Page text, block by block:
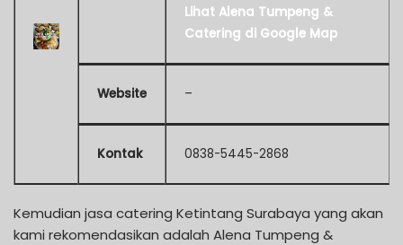
Lihat Alena Tumpeng &
Catering di Google Map
Website –
Kontak 0838-5445-2868
Kemudian jasa catering Ketintang Surabaya yang akan
kami rekomendasikan adalah Alena Tumpeng &